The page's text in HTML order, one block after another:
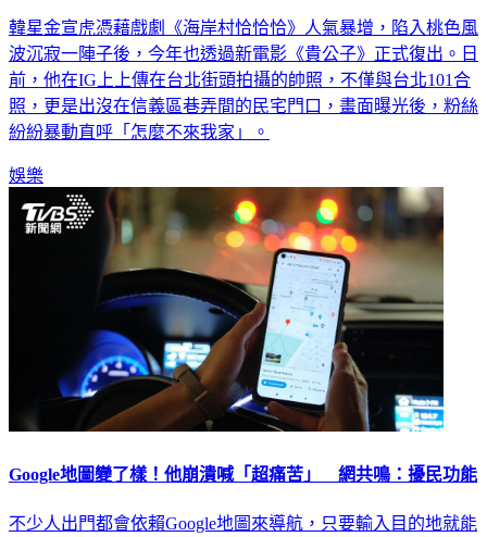
韓星金宣虎憑藉戲劇《海岸村恰恰恰》人氣暴增，陷入桃色風
波沉寂一陣子後，今年也透過新電影《貴公子》正式復出。日
前，他在IG上上傳在台北街頭拍攝的帥照，不僅與台北101合
照，更是出沒在信義區巷弄間的民宅門口，畫面曝光後，粉絲
紛紛暴動直呼「怎麼不來我家」。
娛樂
Google地圖變了樣！他崩潰喊「超痛苦」 網共鳴：擾民功能
不少人出門都會依賴Google地圖來導航，只要輸入目的地就能